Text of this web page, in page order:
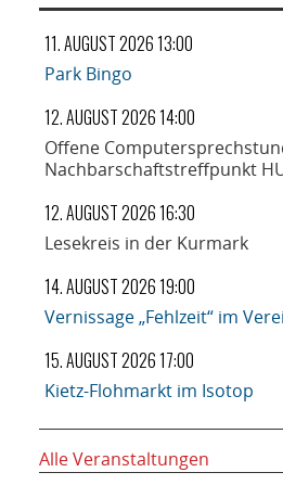
11. AUGUST 2026 13:00
Park Bingo
12. AUGUST 2026 14:00
Offene
Nachbarschaftstreffpunkt
12. AUGUST 2026 16:30
Lesekreis in der Kurmark
14. AUGUST 2026 19:00
Vernissage „Fehlzeit“ im
15. AUGUST 2026 17:00
Kietz-Flohmarkt im Isotop
Alle Veranstaltungen